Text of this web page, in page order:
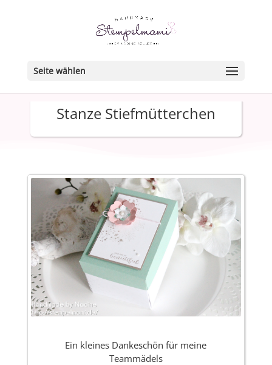
Seite wählen
Stanze Stiefmütterchen
Ein kleines Dankeschön für meine
Teammädels